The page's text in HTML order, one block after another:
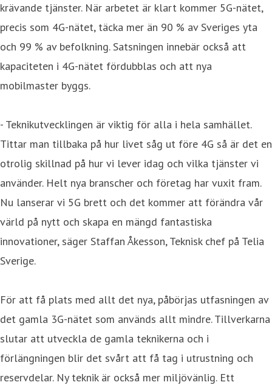
krävande tjänster. När arbetet är klart kommer 5G-nätet,
precis som 4G-nätet, täcka mer än 90 % av Sveriges yta
och 99 % av befolkning. Satsningen innebär också att
kapaciteten i 4G-nätet fördubblas och att nya
mobilmaster byggs.
- Teknikutvecklingen är viktig för alla i hela samhället.
Tittar man tillbaka på hur livet såg ut före 4G så är det en
otrolig skillnad på hur vi lever idag och vilka tjänster vi
använder. Helt nya branscher och företag har vuxit fram.
Nu lanserar vi 5G brett och det kommer att förändra vår
värld på nytt och skapa en mängd fantastiska
innovationer, säger Staffan Åkesson, Teknisk chef på Telia
Sverige.
För att få plats med allt det nya, påbörjas utfasningen av
det gamla 3G-nätet som används allt mindre. Tillverkarna
slutar att utveckla de gamla teknikerna och i
förlängningen blir det svårt att få tag i utrustning och
reservdelar. Ny teknik är också mer miljövänlig. Ett